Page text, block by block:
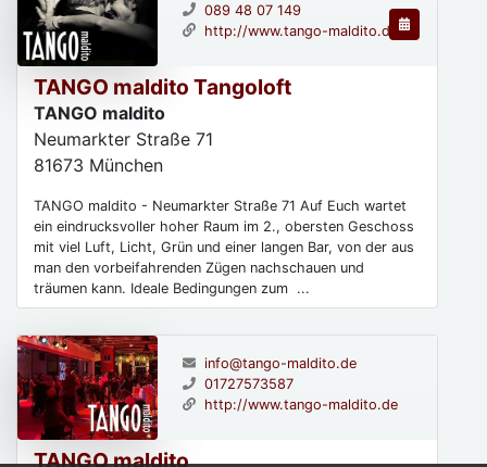
TANGO maldito Tangoloft
TANGO maldito
Neumarkter Straße 71
81673 München
TANGO maldito - Neumarkter Straße 71 Auf Euch wartet
ein eindrucksvoller hoher Raum im 2., obersten Geschoss
mit viel Luft, Licht, Grün und einer langen Bar, von der aus
man den vorbeifahrenden Zügen nachschauen und
träumen kann. Ideale Bedingungen zum ...
089 48 07 149
http://www.tango-maldito.de
TANGO maldito
info@tango-maldito.de
01727573587
http://www.tango-maldito.de